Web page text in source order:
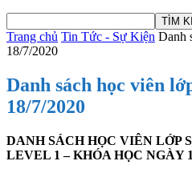
Trang chủ Tin Tức - Sự Kiện Danh
18/7/2020
Danh sách học viên
18/7/2020
DANH SÁCH HỌC VIÊN LỚP
LEVEL 1 – KHÓA HỌC NGÀY